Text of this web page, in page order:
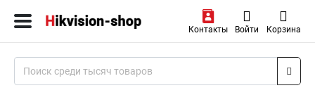
Контакты Войти Корзина